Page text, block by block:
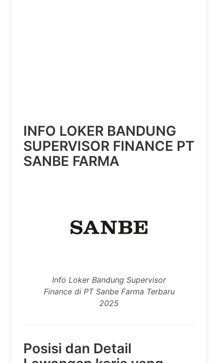
INFO LOKER BANDUNG
SUPERVISOR FINANCE PT
SANBE FARMA
Info Loker Bandung Supervisor
Finance di PT Sanbe Farma Terbaru
2025
Posisi dan Detail